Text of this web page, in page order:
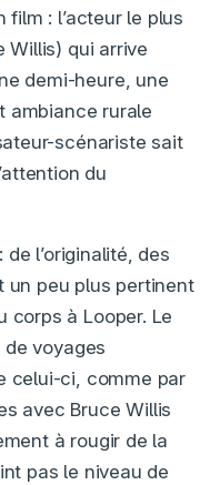
: l’acteur le plus
Willis) qui arrive
demi-heure, une
ambiance rurale
scénariste sait
du
l’originalité, des
un peu plus pertinent
corps à Looper. Le
voyages
celui-ci, comme par
avec Bruce Willis
à rougir de la
pas le niveau de